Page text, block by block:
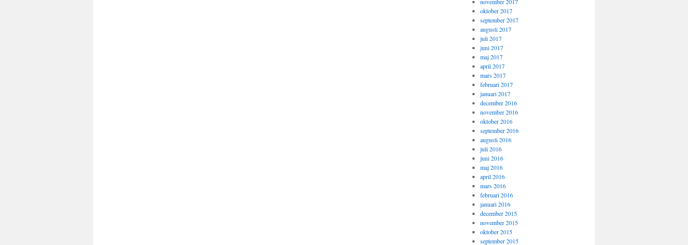
oktober 2017
september 2017
augusti 2017
juli 2017
juni 2017
maj 2017
april 2017
mars 2017
februari 2017
januari 2017
december 2016
november 2016
oktober 2016
september 2016
augusti 2016
juli 2016
juni 2016
maj 2016
april 2016
mars 2016
februari 2016
januari 2016
december 2015
november 2015
oktober 2015
september 2015